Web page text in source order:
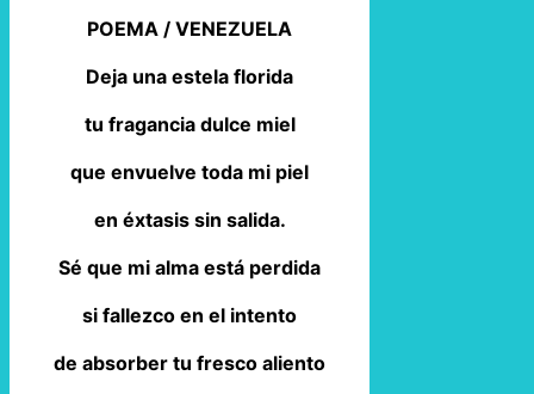
POEMA / VENEZUELA
Deja una estela florida
tu fragancia dulce miel
que envuelve toda mi piel
en éxtasis sin salida.
Sé que mi alma está perdida
si fallezco en el intento
de absorber tu fresco aliento